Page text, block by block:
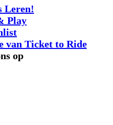
Leren!
Play
van Ticket to Ride
op